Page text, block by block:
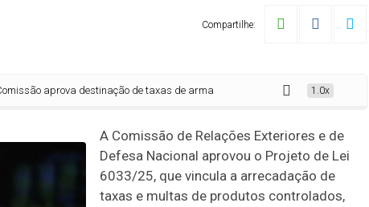
Compartilhe:
aprova destinação de taxas de armas de fogo para o órgão que realiza a
1.0x
A Comissão de Relações Exteriores e de
Defesa Nacional aprovou o Projeto de Lei
6033/25, que vincula a arrecadação de
taxas e multas de produtos controlados,